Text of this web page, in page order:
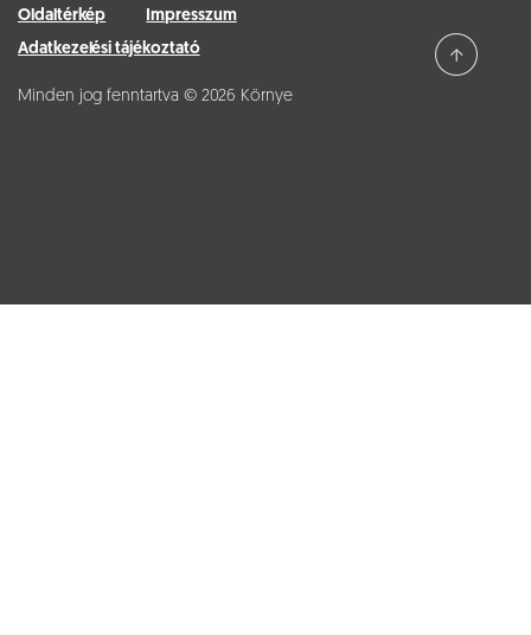
Oldaltérkép
Impresszum
Adatkezelési tájékoztató
Minden jog fenntartva © 2026 Környe